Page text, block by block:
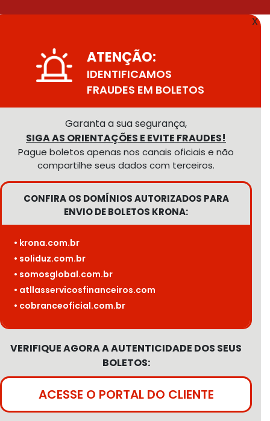
X
ATENÇÃO:
IDENTIFICAMOS
FRAUDES EM BOLETOS
Garanta a sua segurança,
SIGA AS ORIENTAÇÕES E EVITE FRAUDES!
Pague boletos apenas nos canais oficiais e não
compartilhe seus dados com terceiros.
CONFIRA OS DOMÍNIOS AUTORIZADOS PARA
ENVIO DE BOLETOS KRONA:
• krona.com.br
• soliduz.com.br
• somosglobal.com.br
• atllasservicosfinanceiros.com
• cobranceoficial.com.br
VERIFIQUE AGORA A AUTENTICIDADE DOS SEUS
BOLETOS:
ACESSE O PORTAL DO CLIENTE